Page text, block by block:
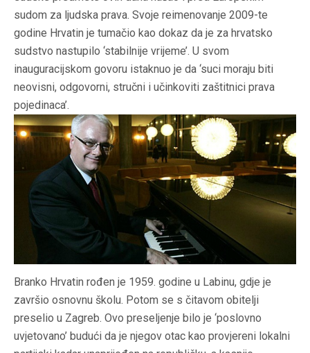
sudom za ljudska prava. Svoje reimenovanje 2009-te
godine Hrvatin je tumačio kao dokaz da je za hrvatsko
sudstvo nastupilo ‘stabilnije vrijeme’. U svom
inauguracijskom govoru istaknuo je da ‘suci moraju biti
neovisni, odgovorni, stručni i učinkoviti zaštitnici prava
pojedinaca’.
Branko Hrvatin rođen je 1959. godine u Labinu, gdje je
završio osnovnu školu. Potom se s čitavom obitelji
preselio u Zagreb. Ovo preseljenje bilo je ‘poslovno
uvjetovano’ budući da je njegov otac kao provjereni lokalni